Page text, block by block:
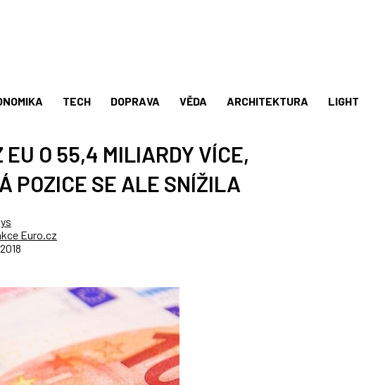
TECH DOPRAVA VĚDA ARCHITEKTURA LIGHT
O 55,4 MILIARDY VÍCE,
POZICE SE ALE SNÍŽILA
Euro.cz